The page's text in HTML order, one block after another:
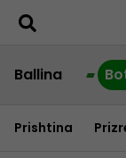
Ballina
Prishtina